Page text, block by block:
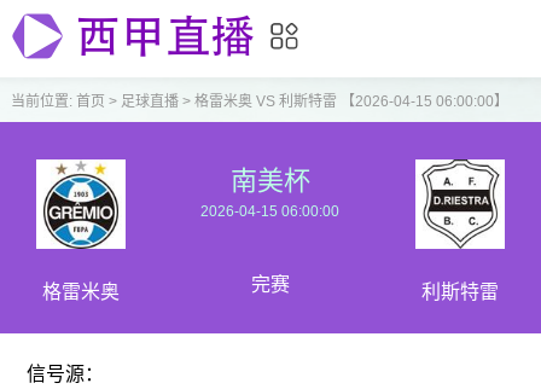
当前位置: 首页 > 足球直播> 格雷米奥 VS 利斯特雷 【2026-04-15 06:00:00】
格雷米奥
南美杯
2026-04-15 06:00:00
完赛 利斯特雷
信号源：